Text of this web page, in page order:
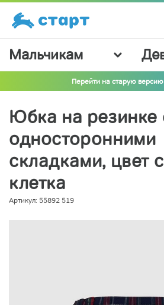
Мальчикам
Перейти на старую версию
Юбка на резинке
односторонними
складками, цвет
клетка
Артикул: 55892 519